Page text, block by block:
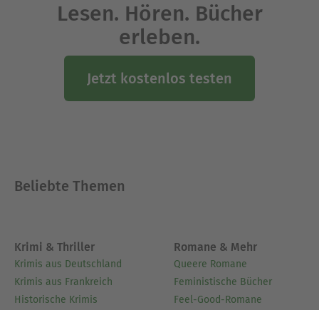
Lesen. Hören. Bücher
erleben.
Jetzt kostenlos testen
Beliebte Themen
Krimi & Thriller
Krimis aus Deutschland
Krimis aus Frankreich
Historische Krimis
Romane & Mehr
Queere Romane
Feministische Bücher
Feel-Good-Romane